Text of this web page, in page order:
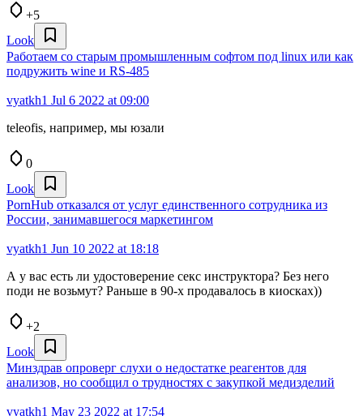
+5
Look
Работаем со старым промышленным софтом под linux или как
подружить wine и RS-485
vyatkh1 Jul 6 2022 at 09:00
teleofis, например, мы юзали
0
Look
PornHub отказался от услуг единственного сотрудника из
России, занимавшегося маркетингом
vyatkh1 Jun 10 2022 at 18:18
А у вас есть ли удостоверение секс инструктора? Без него
поди не возьмут? Раньше в 90-х продавалось в киосках))
+2
Look
Минздрав опроверг слухи о недостатке реагентов для
анализов, но сообщил о трудностях с закупкой медизделий
vyatkh1 May 23 2022 at 17:54